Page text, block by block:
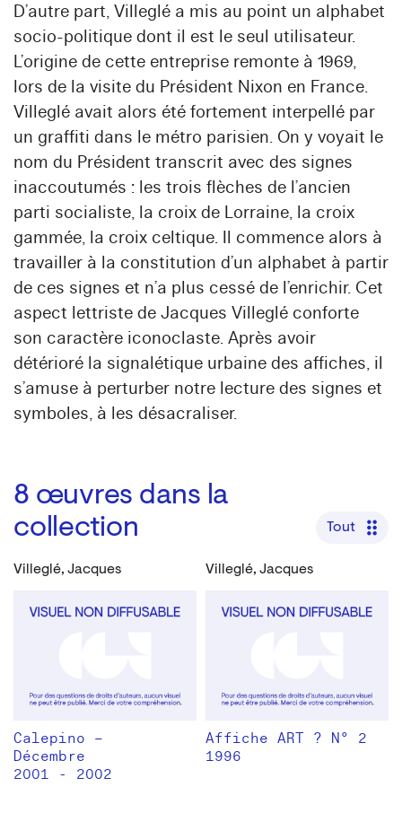
D’autre part, Villeglé a mis au point un alphabet
socio-politique dont il est le seul utilisateur.
L’origine de cette entreprise remonte à 1969,
lors de la visite du Président Nixon en France.
Villeglé avait alors été fortement interpellé par
un graffiti dans le métro parisien. On y voyait le
nom du Président transcrit avec des signes
inaccoutumés : les trois flèches de l’ancien
parti socialiste, la croix de Lorraine, la croix
gammée, la croix celtique. Il commence alors à
travailler à la constitution d’un alphabet à partir
de ces signes et n’a plus cessé de l’enrichir. Cet
aspect lettriste de Jacques Villeglé conforte
son caractère iconoclaste. Après avoir
détérioré la signalétique urbaine des affiches, il
s’amuse à perturber notre lecture des signes et
symboles, à les désacraliser.
8 œuvres dans la
collection
Tout
Villeglé, Jacques
Calepino –
Décembre
2001 - 2002
Villeglé, Jacques
Affiche ART ? N° 2
1996